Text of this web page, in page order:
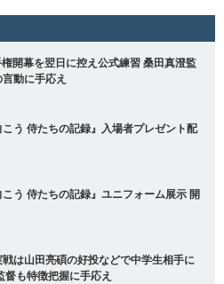
開幕を翌日に控え公式練習 桑田真澄監
動に手応え
う 侍たちの記録』入場者プレゼント配
う 侍たちの記録』ユニフォーム展示 開
は山田亮碩の好投などで中学生相手に
督も特徴把握に手応え